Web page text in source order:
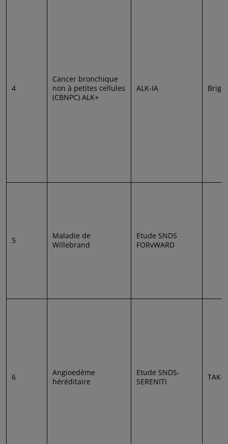
4
Cancer bronchique
non à petites cellules
(CBNPC) ALK+
ALK-IA
5
Maladie de
Willebrand
Etude SNDS
FORvWARD
6
Angioedème
héréditaire
Etude SNDS-
SERENITI
TAK-